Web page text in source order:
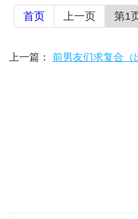
首页 上一页 第1
上一篇： 前男友们求复合（